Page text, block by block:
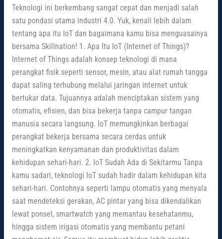
Teknologi ini berkembang sangat cepat dan menjadi salah
satu pondasi utama industri 4.0. Yuk, kenali lebih dalam
tentang apa itu IoT dan bagaimana kamu bisa menguasainya
bersama Skillnation! 1. Apa Itu IoT (Internet of Things)?
Internet of Things adalah konsep teknologi di mana
perangkat fisik seperti sensor, mesin, atau alat rumah tangga
dapat saling terhubung melalui jaringan internet untuk
bertukar data. Tujuannya adalah menciptakan sistem yang
otomatis, efisien, dan bisa bekerja tanpa campur tangan
manusia secara langsung. IoT memungkinkan berbagai
perangkat bekerja bersama secara cerdas untuk
meningkatkan kenyamanan dan produktivitas dalam
kehidupan sehari-hari. 2. IoT Sudah Ada di Sekitarmu Tanpa
kamu sadari, teknologi IoT sudah hadir dalam kehidupan kita
sehari-hari. Contohnya seperti lampu otomatis yang menyala
saat mendeteksi gerakan, AC pintar yang bisa dikendalikan
lewat ponsel, smartwatch yang memantau kesehatanmu,
hingga sistem irigasi otomatis yang membantu petani